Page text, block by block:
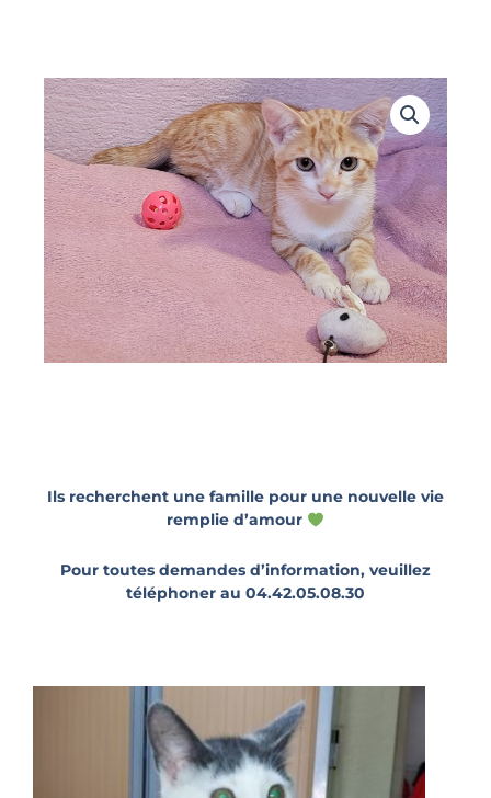
Ils recherchent une famille pour une nouvelle vie
remplie d’amour
Pour toutes demandes d’information, veuillez
téléphoner au 04.42.05.08.30